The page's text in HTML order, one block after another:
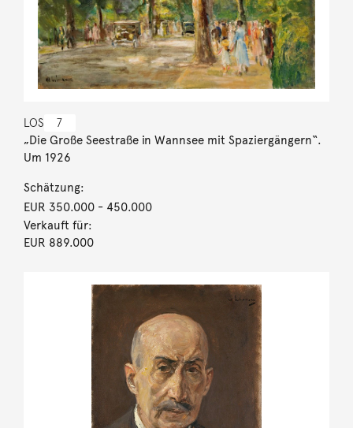
LOS 7
„Die Große Seestraße in Wannsee mit Spaziergängern“.
Um 1926
Schätzung:
EUR 350.000- 450.000
Verkauft für:
EUR 889.000